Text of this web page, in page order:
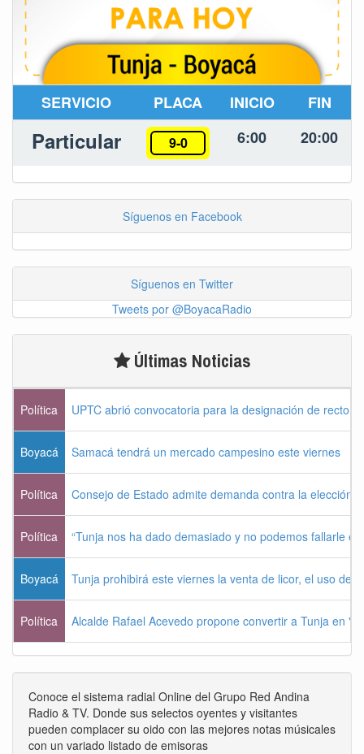
SERVICIO PLACA INICIO FIN
Particular 9-0 6:00 20:00
Síguenos en Facebook
Síguenos en Twitter
Tweets por @BoyacaRadio
Últimas Noticias
Política UPTC abrió convocatoria para la designación de rector
Boyacá Samacá tendrá un mercado campesino este viernes
Política Consejo de Estado admite demanda contra la elección
Política “Tunja nos ha dado demasiado y no podemos fallarle
Boyacá Tunja prohibirá este viernes la venta de licor, el uso de
Política Alcalde Rafael Acevedo propone convertir a Tunja en
Conoce el sistema radial Online del Grupo Red Andina
Radio & TV. Donde sus selectos oyentes y visitantes
pueden complacer su oido con las mejores notas músicales
con un variado listado de emisoras